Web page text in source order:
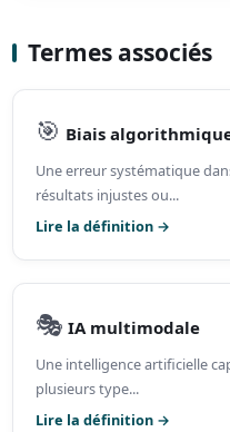
Termes associés
🎯 Biais
Une erreur systématique
résultats injustes ou...
Lire la définition →
🎭 IA multimodale
Une intelligence artificielle
plusieurs type...
Lire la définition →